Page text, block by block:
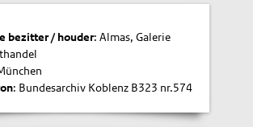
bezitter / houder: Almas, Galerie
: Bundesarchiv Koblenz B323 nr.574